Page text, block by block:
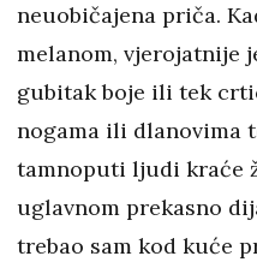
neuobičajena priča.
melanom, vjerojatnije
gubitak boje ili tek
nogama ili dlanovima
tamnoputi ljudi kraće
uglavnom prekasno
trebao sam kod kuće